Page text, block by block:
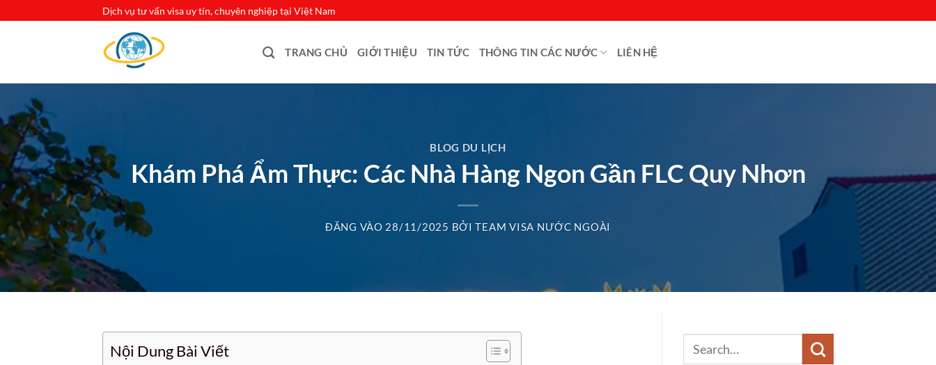
Dịch vụ tư vấn visa uy tín, chuyên nghiệp tại Việt Nam
TRANG CHỦ GIỚI THIỆU TIN TỨC THÔNG TIN CÁC NƯỚC LIÊN HỆ
BLOG DU LỊCH
Khám Phá Ẩm Thực: Các Nhà Hàng Ngon Gần FLC Quy Nhơn
ĐĂNG VÀO 28/11/2025 BỞITEAM VISA NƯỚC NGOÀI
Nội Dung Bài Viết